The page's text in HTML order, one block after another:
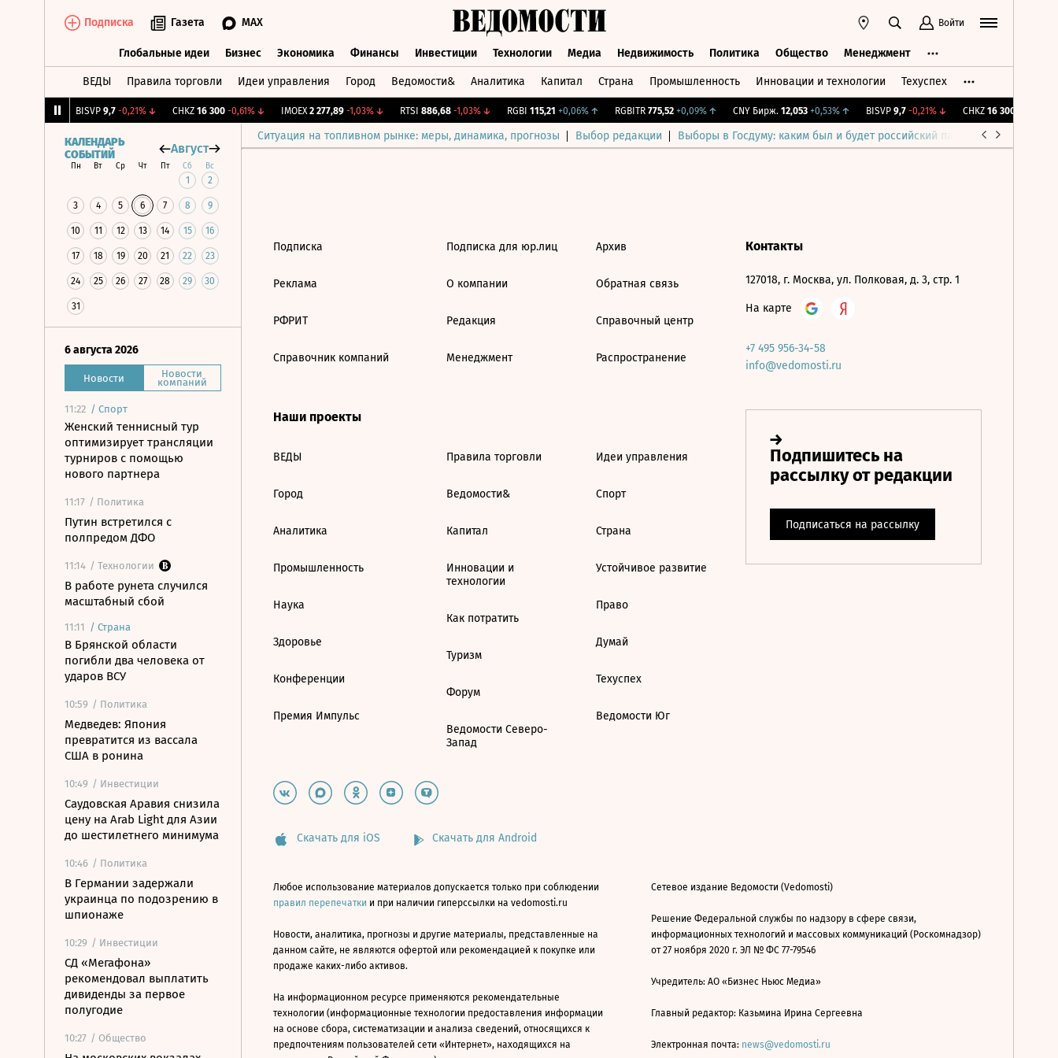
Подписка Газета MAX Войти
Глобальные идеи Бизнес Экономика Финансы Инвестиции Технологии Медиа Недвижимость Политика Общество Менеджмент
ВЕДЫ Правила торговли Идеи управления Город Ведомости& Аналитика Капитал Страна Промышленность Инновации и технологии Техуспех
BISVP 9,7 -0,21%↓ CHKZ 16 300 -0,61%↓ IMOEX 2 277,89 -1,03%↓ RTSI 886,68 -1,03%↓ RGBI 115,21 +0,06%↑ RGBITR 775,52 +0,09%↑ CNY Бирж. 12,053 +0,53%↑ BISVP 9,7 -0,21%↓ CHKZ 16 300 -0,61%
Ситуация на топливном рынке: меры, динамика, прогнозы Выбор редакции Выборы в Госдуму: каким был и будет российский парламент
КАЛЕНДАРЬ
СОБЫТИЙ
Август
Пн Вт Ср Чт Пт Сб Вс
1 2
3 4 5 6 7 8 9
10 11 12 13 14 15 16
17 18 19 20 21 22 23
24 25 26 27 28 29 30
31
6 августа 2026
Новости Новости
компаний
11:22 / Спорт
Женский теннисный тур
оптимизирует трансляции
турниров с помощью
нового партнера
11:17 / Политика
Путин встретился с
полпредом ДФО
11:14 / Технологии
В работе рунета случился
масштабный сбой
11:11 / Страна
В Брянской области
погибли два человека от
ударов ВСУ
10:59 / Политика
Медведев: Япония
превратится из вассала
США в ронина
10:49 / Инвестиции
Саудовская Аравия снизила
цену на Arab Light для Азии
до шестилетнего минимума
10:46 / Политика
В Германии задержали
украинца по подозрению в
шпионаже
10:29 / Инвестиции
СД «Мегафона»
рекомендовал выплатить
дивиденды за первое
полугодие
10:27 / Общество
Подписка
Реклама
РФРИТ
Справочник компаний
Подписка для юр.лиц
О компании
Редакция
Менеджмент
Архив
Обратная связь
Справочный центр
Распространение
Наши проекты
ВЕДЫ
Город
Аналитика
Промышленность
Наука
Здоровье
Конференции
Премия Импульс
Правила торговли
Ведомости&
Капитал
Инновации и
технологии
Как потратить
Туризм
Форум
Ведомости Северо-
Запад
Идеи управления
Спорт
Страна
Устойчивое развитие
Право
Думай
Техуспех
Ведомости Юг
Контакты
127018, г. Москва, ул. Полковая, д. 3, стр. 1
На карте
+7 495 956-34-58
info@vedomosti.ru
Скачать для iOS Скачать для Android
Любое использование материалов допускается только при соблюдении
правил перепечатки и при наличии гиперссылки на vedomosti.ru
Новости, аналитика, прогнозы и другие материалы, представленные на
данном сайте, не являются офертой или рекомендацией к покупке или
продаже каких-либо активов.
На информационном ресурсе применяются рекомендательные
технологии (информационные технологии предоставления информации
на основе сбора, систематизации и анализа сведений, относящихся к
предпочтениям пользователей сети «Интернет», находящихся на
Сетевое издание Ведомости (Vedomosti)
Решение Федеральной службы по надзору в сфере связи,
информационных технологий и массовых коммуникаций (Роскомнадзор)
от 27 ноября 2020 г. ЭЛ № ФС 77-79546
Учредитель: АО «Бизнес Ньюс Медиа»
Главный редактор: Казьмина Ирина Сергеевна
Электронная почта: news@vedomosti.ru